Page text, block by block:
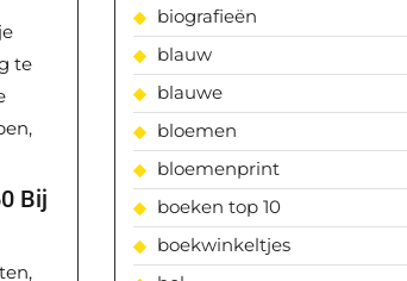
te
Bij
biografieën
blauw
blauwe
bloemen
bloemenprint
boeken top 10
boekwinkeltjes